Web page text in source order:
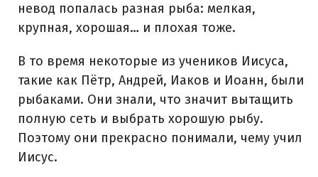
невод попалась разная рыба: мелкая,
крупная, хорошая… и плохая тоже.
В то время некоторые из учеников Иисуса,
такие как Пётр, Андрей, Иаков и Иоанн, были
рыбаками. Они знали, что значит вытащить
полную сеть и выбрать хорошую рыбу.
Поэтому они прекрасно понимали, чему учил
Иисус.